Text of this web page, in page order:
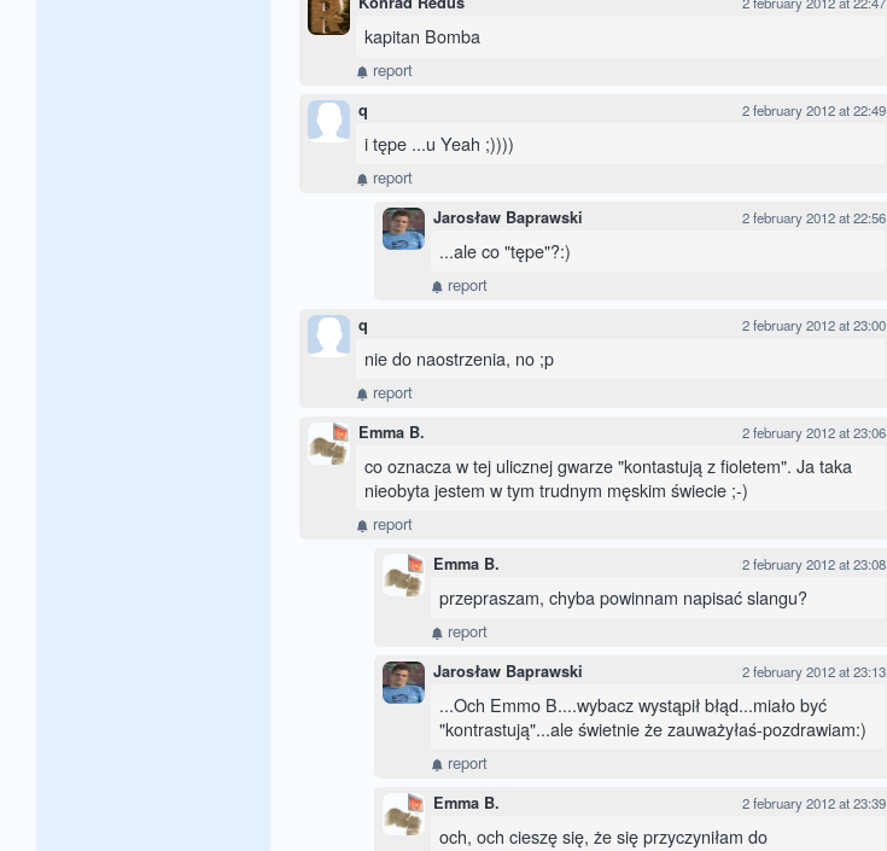
kapitan Bomba
report
q 2 february 2012 at 22:49
i tępe ...u Yeah ;))))
report
Jarosław Baprawski 2 february 2012 at 22:56
...ale co "tępe"?:)
report
q 2 february 2012 at 23:00
nie do naostrzenia, no ;p
report
Emma B. 2 february 2012 at 23:06
co oznacza w tej ulicznej gwarze "kontastują z fioletem". Ja taka
nieobyta jestem w tym trudnym męskim świecie ;-)
report
Emma B. 2 february 2012 at 23:08
przepraszam, chyba powinnam napisać slangu?
report
Jarosław Baprawski 2 february 2012 at 23:13
...Och Emmo B....wybacz wystąpił błąd...miało być
"kontrastują"...ale świetnie że zauważyłaś-pozdrawiam:)
report
Emma B. 2 february 2012 at 23:39
och, och cieszę się, że się przyczyniłam do